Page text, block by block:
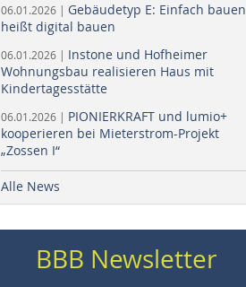
06.01.2026 | Gebäudetyp E: Einfach bauen
heißt digital bauen
06.01.2026 | Instone und Hofheimer
Wohnungsbau realisieren Haus mit
Kindertagesstätte
06.01.2026 | PIONIERKRAFT und lumio+
kooperieren bei Mieterstrom-Projekt
„Zossen I“
Alle News
BBB Newsletter